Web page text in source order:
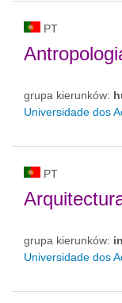
PT
grupa kierunków:
Universidade dos
PT
grupa kierunków:
Universidade dos